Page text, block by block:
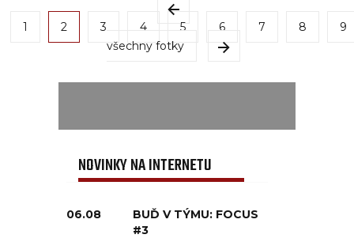
1 2 3 4 5 6 7 8
9
všechny fotky
NOVINKY NA INTERNETU
06.08
BUĎ V TÝMU: FOCUS
#3